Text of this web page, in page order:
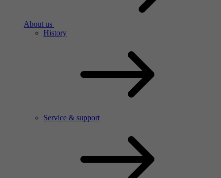
About us
History
Service & support